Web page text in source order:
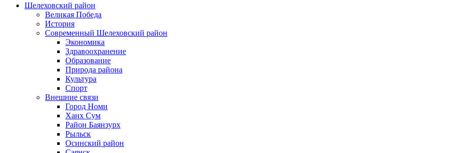
Шелеховский район
Великая Победа
История
Современный Шелеховский район
Экономика
Здравоохранение
Образование
Природа района
Культура
Спорт
Внешние связи
Город Номи
Ханх Сум
Район Баянзурх
Рыльск
Осинский район